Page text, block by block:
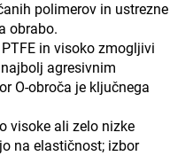
polimerov in ustrezne
obrabo.
in visoko zmogljivi
agresivnim
O-obroča je ključnega
visoke ali zelo nizke
na elastičnost; izbor